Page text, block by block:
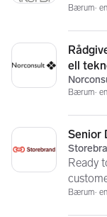
Bærum
ell
Bærum
Senior
Ready
Bærum